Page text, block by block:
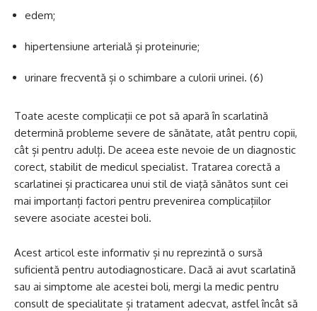
edem;
hipertensiune arterială și proteinurie;
urinare frecventă și o schimbare a culorii urinei. (6)
Toate aceste complicații ce pot să apară în scarlatină
determină probleme severe de sănătate, atât pentru copii,
cât și pentru adulți. De aceea este nevoie de un diagnostic
corect, stabilit de medicul specialist. Tratarea corectă a
scarlatinei și practicarea unui stil de viață sănătos sunt cei
mai importanți factori pentru prevenirea complicațiilor
severe asociate acestei boli.
Acest articol este informativ și nu reprezintă o sursă
suficientă pentru autodiagnosticare. Dacă ai avut scarlatină
sau ai simptome ale acestei boli, mergi la medic pentru
consult de specialitate și tratament adecvat, astfel încât să